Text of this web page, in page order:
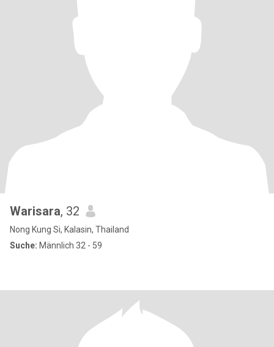
Warisara, 32
Nong Kung Si, Kalasin, Thailand
Suche: Männlich 32 - 59